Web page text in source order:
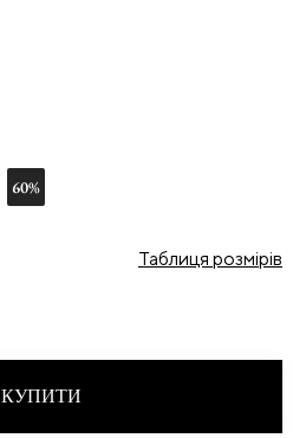
60%
Таблиця розмірів
КУПИТИ